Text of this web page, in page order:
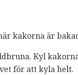
kakorna är
Kyl
för att kyla helt.